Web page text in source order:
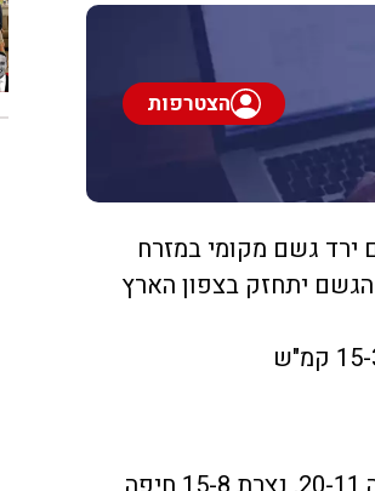
הצטרפות
ירד גשם מקומי במזרח
יתחזק בצפון הארץ